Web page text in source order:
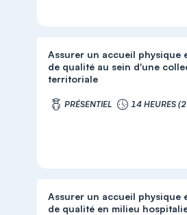
Assurer un accueil physique
de qualité au sein d'une
territoriale
PRÉSENTIEL 14 HEURES
Assurer un accueil physique
de qualité en milieu